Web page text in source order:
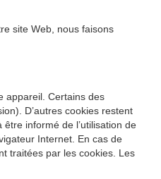
site Web, nous faisons
appareil. Certains des
D’autres cookies restent
informé de l’utilisation de
Internet. En cas de
traitées par les cookies. Les